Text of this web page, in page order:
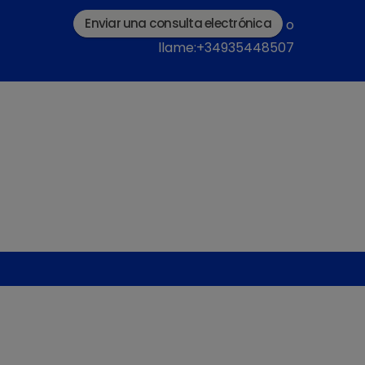
Enviar una consulta electrónica
o
llame:+34935448507